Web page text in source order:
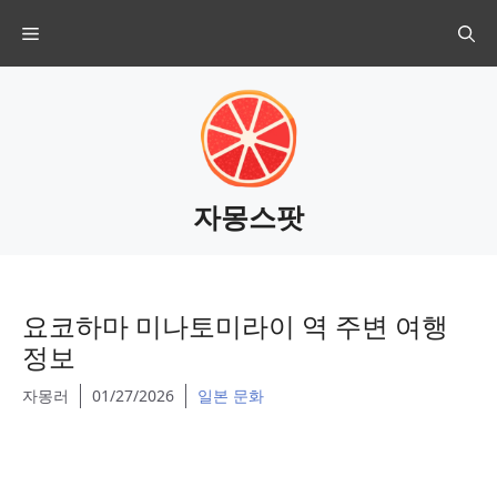
content
Menu
자몽스팟
요코하마 미나토미라이 역 주변 여행
정보
자몽러 01/27/2026 일본 문화